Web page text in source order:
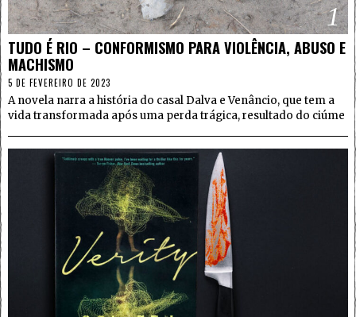
1
TUDO É RIO – CONFORMISMO PARA VIOLÊNCIA, ABUSO E
MACHISMO
5 DE FEVEREIRO DE 2023
A novela narra a história do casal Dalva e Venâncio, que tem a
vida transformada após uma perda trágica, resultado do ciúme